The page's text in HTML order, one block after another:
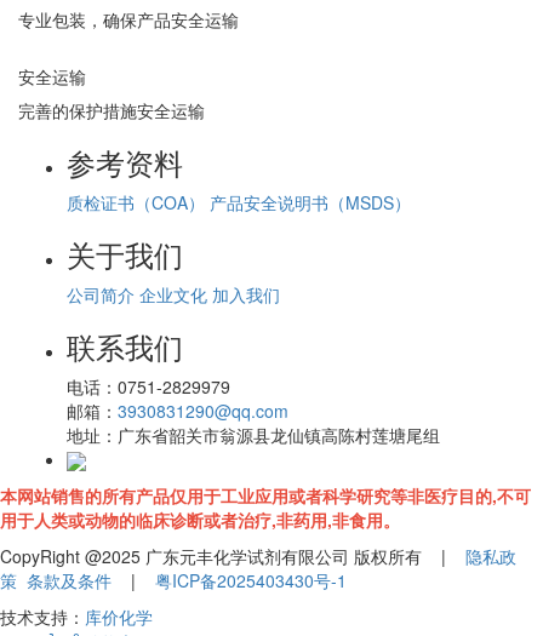
专业包装，确保产品安全运输
安全运输
完善的保护措施安全运输
参考资料
质检证书（COA） 产品安全说明书（MSDS）
关于我们
公司简介 企业文化 加入我们
联系我们
电话： 0751-2829979
邮箱： 3930831290@qq.com
地址： 广东省韶关市翁源县龙仙镇高陈村莲塘尾组
本网站销售的所有产品仅用于工业应用或者科学研究等非医疗目的,不可
用于人类或动物的临床诊断或者治疗,非药用,非食用。
CopyRight @2025 广东元丰化学试剂有限公司 版权所有 | 隐私政
策 条款及条件 | 粤ICP备2025403430号-1
技术支持： 库价化学